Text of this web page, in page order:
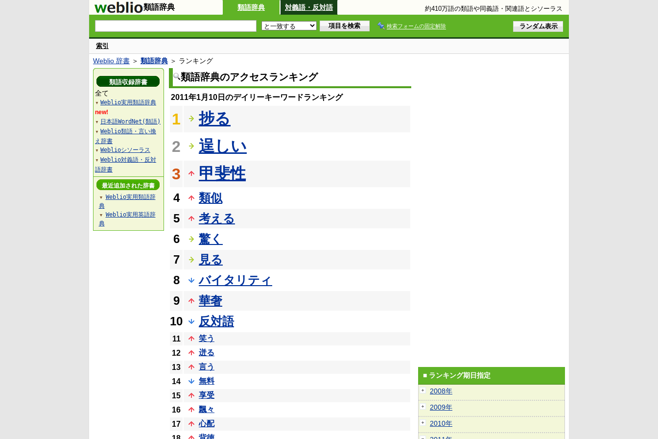
類語辞典 類語辞典 対義語・反対語 約410万語の類語や同義語・関連語とシソーラス
検索フォームの固定解除
索引
Weblio 辞書 ＞ 類語辞典 ＞ ランキング
類語辞典のアクセスランキング
2011年1月10日のデイリーキーワードランキング
1
捗る
2
逞しい
3
甲斐性
4
類似
5
考える
6
驚く
7
見る
8
バイタリティ
9
華奢
10
反対語
11
笑う
12
迸る
13
言う
14
無料
15
享受
16
飄々
17
心配
類語収録辞書
全て
▼ Weblio実用類語辞典
new!
▼ 日本語WordNet(類語)
▼ Weblio類語・言い換
え辞書
▼ Weblioシソーラス
▼ Weblio対義語・反対
語辞書
最近追加された辞書
▼
Weblio実用類語辞
典
▼
Weblio実用英語辞
典
■ ランキング期日指定
2008年
2009年
2010年